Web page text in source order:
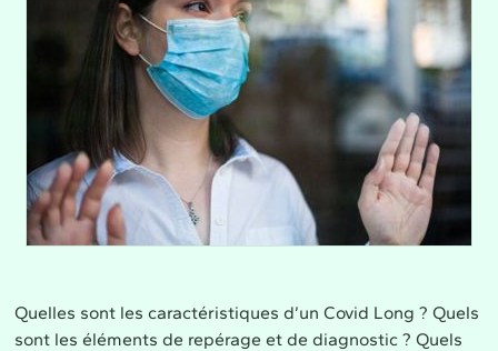
Quelles sont les caractéristiques d’un Covid Long ? Quels
sont les éléments de repérage et de diagnostic ? Quels